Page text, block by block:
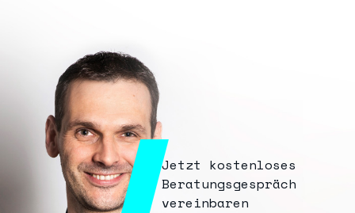
Jetzt kostenloses
Beratungsgespräch
vereinbaren